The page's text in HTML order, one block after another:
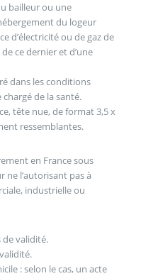
bailleur ou une
du logeur
d’électricité ou de gaz de
ce dernier et d’une
dans les conditions
de la santé.
tête nue, de format 3,5 x
ressemblantes.
en France sous
ne l’autorisant pas à
industrielle ou
de validité.
: selon le cas, un acte